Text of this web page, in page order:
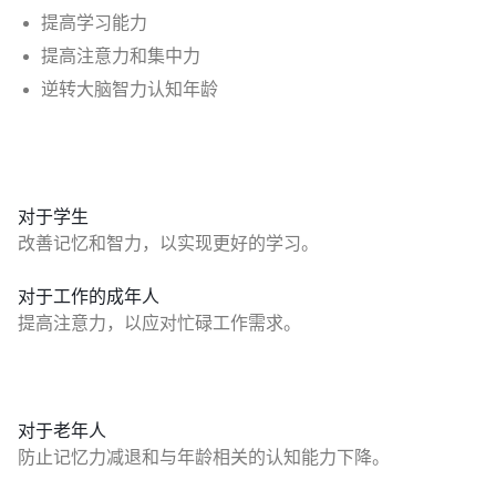
提高学习能力
提高注意力和集中力
逆转大脑智力认知年龄
对于学生
改善记忆和智力，以实现更好的学习。
对于工作的成年人
提高注意力，以应对忙碌工作需求。
对于老年人
防止记忆力减退和与年龄相关的认知能力下降。